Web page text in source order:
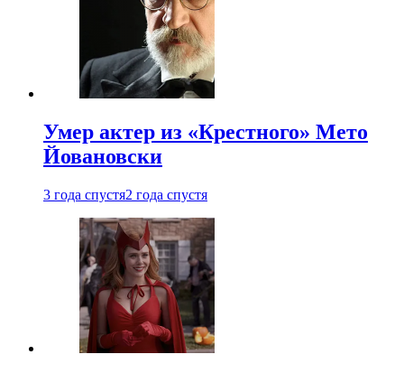
Умер актер из «Крестного» Мето
Йовановски
3 года спустя2 года спустя